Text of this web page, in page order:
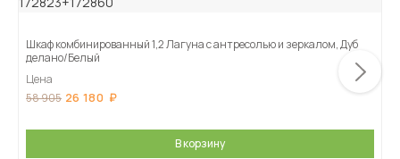
Шкаф комбинированный 1,2 Лагуна с антресолью и зеркалом, Дуб
делано/Белый
Цена
58 905 26 180
В корзину